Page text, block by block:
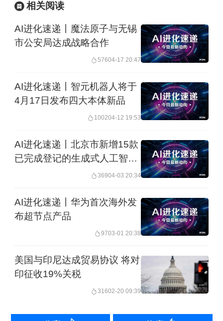
相关阅读
AI进化速递丨魔法原子与无锡
市公安局达成战略合作
57604-17 20:47
AI进化速递丨智元机器人将于
4月17日发布四大本体新品
100204-12 19:53
AI进化速递丨北京市新增15款
已完成登记的生成式人工智能
36904-03 20:34
AI进化速递丨华为首次海外发
布超节点产品
9703-01 20:38
美国与印尼达成贸易协议 将对
印征收19%关税
31602-20 09:39